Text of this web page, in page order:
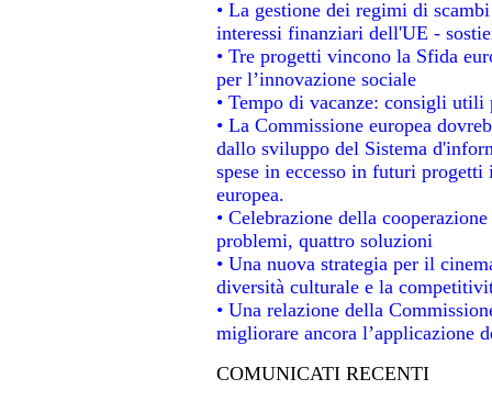
• La gestione dei regimi di
interessi finanziari dell'UE -
• Tre progetti vincono la Sfida
per l’innovazione sociale
• Tempo di vacanze: consigli utili
• La Commissione europea
dallo sviluppo del Sistema
spese in eccesso in futuri
europea.
• Celebrazione della
problemi, quattro soluzioni
• Una nuova strategia per il
diversità culturale e la
• Una relazione della
migliorare ancora l’applicazione
COMUNICATI RECENTI